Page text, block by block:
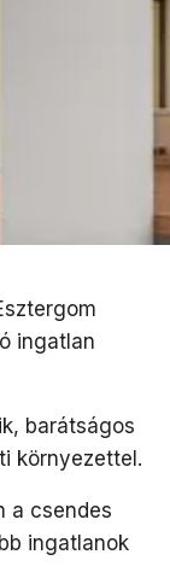
ingatlan
barátságos
környezettel.
a csendes
ingatlanok